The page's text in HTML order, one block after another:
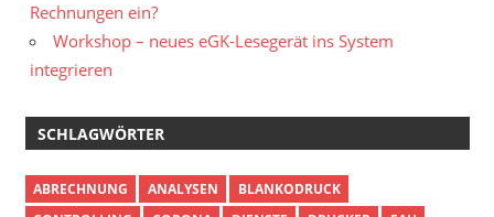
Rechnungen ein?
Workshop – neues eGK-Lesegerät ins System
integrieren
SCHLAGWÖRTER
ABRECHNUNG ANALYSEN
BLANKODRUCK